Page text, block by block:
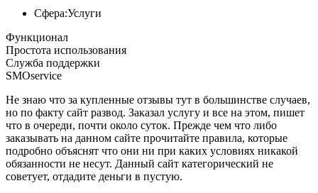
Сфера:Услуги
Функционал
Простота использования
Служба поддержки
SMOservice
Не знаю что за купленные отзывы тут в большинстве случаев,
но по факту сайт развод. Заказал услугу и все на этом, пишет
что в очереди, почти около суток. Прежде чем что либо
заказывать на данном сайте прочитайте правила, которые
подробно объяснят что они ни при каких условиях никакой
обязанности не несут. Данный сайт категорический не
советует, отдадите деньги в пустую.